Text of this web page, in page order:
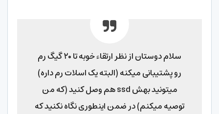
سلام دوستان از نظر ارتقاء خوبه تا ۲۰ گیگ رم
رو پشتیبانی میکنه (البته یک اسلات رم داره)
میتونید بهش ssd هم وصل کنید (که من
توصیه میکنم) در ضمن اینطوری نگاه نکنید که